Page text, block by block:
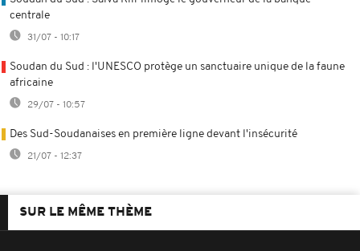
centrale
31/07 - 10:17
Soudan du Sud : l'UNESCO protège un sanctuaire unique de la faune
africaine
29/07 - 10:57
Des Sud-Soudanaises en première ligne devant l'insécurité
21/07 - 12:37
SUR LE MÊME THÈME